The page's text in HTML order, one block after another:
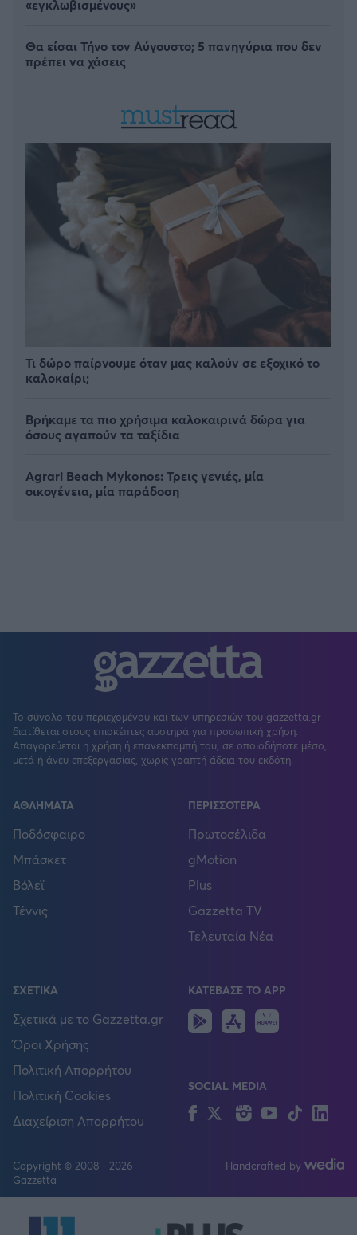
«εγκλωβισμένους»
Θα είσαι Τήνο τον Αύγουστο; 5 πανηγύρια που δεν
πρέπει να χάσεις
Τι δώρο παίρνουμε όταν μας καλούν σε εξοχικό το
καλοκαίρι;
Βρήκαμε τα πιο χρήσιμα καλοκαιρινά δώρα για
όσους αγαπούν τα ταξίδια
Agrari Beach Mykonos: Τρεις γενιές, μία
οικογένεια, μία παράδοση
Το σύνολο του περιεχομένου και των υπηρεσιών του gazzetta.gr
διατίθεται στους επισκέπτες αυστηρά για προσωπική χρήση.
Απαγορεύεται η χρήση ή επανεκπομπή του, σε οποιοδήποτε μέσο,
μετά ή άνευ επεξεργασίας, χωρίς γραπτή άδεια του εκδότη.
ΑΘΛΗΜΑΤΑ
Ποδόσφαιρο
Μπάσκετ
Βόλεϊ
Τέννις
ΠΕΡΙΣΣΟΤΕΡΑ
Πρωτοσέλιδα
gMotion
Plus
Gazzetta TV
Τελευταία Νέα
ΣΧΕΤΙΚΑ
Σχετικά με το Gazzetta.gr
Όροι Χρήσης
Πολιτική Απορρήτου
Πολιτική Cookies
Διαχείριση Απορρήτου
ΚΑΤΕΒΑΣΕ ΤΟ APP
Android
IOS
SOCIAL MEDIA
FacebookTwitterInstagram
YouTubeTikTok
Copyright © 2008 - 2026
Gazzetta
Handcrafted by